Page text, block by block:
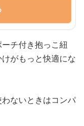
チ付き抱っこ紐
がもっと快適にな
ないときはコンパ